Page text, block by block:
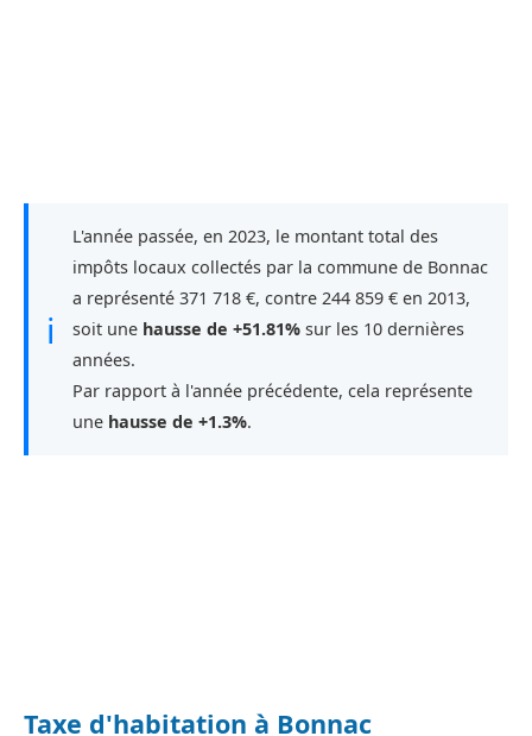
ℹ
L'année passée, en 2023, le montant total des
impôts locaux collectés par la commune de Bonnac
a représenté 371 718 €, contre 244 859 € en 2013,
soit une hausse de +51.81% sur les 10 dernières
années.
Par rapport à l'année précédente, cela représente
une hausse de +1.3%.
Taxe d'habitation à Bonnac